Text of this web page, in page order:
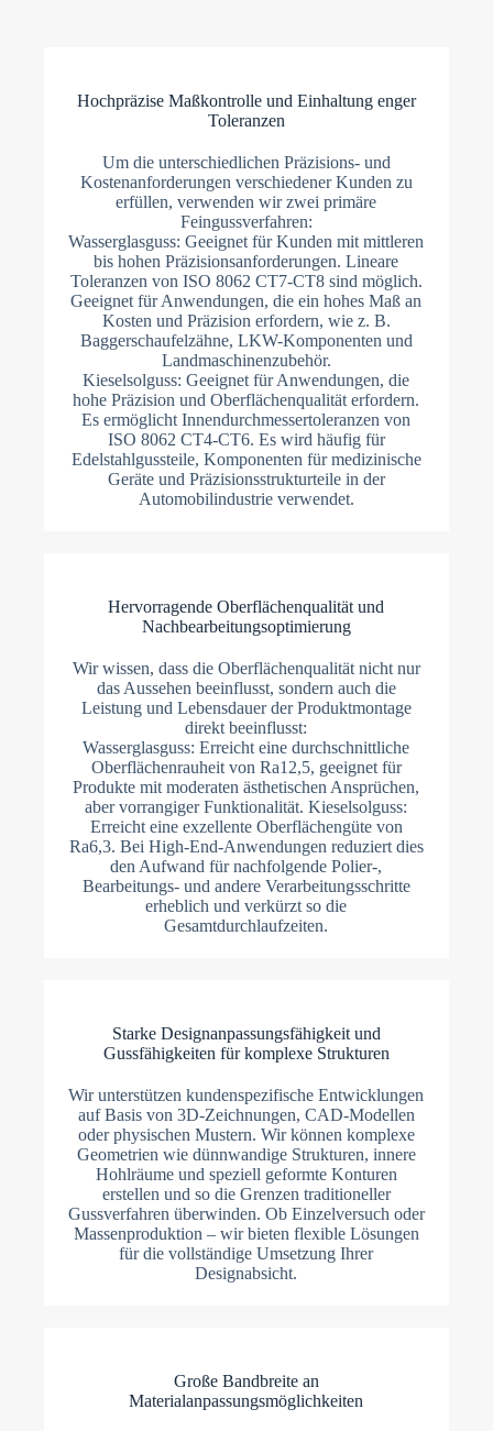
Hochpräzise Maßkontrolle und Einhaltung enger
Toleranzen
Um die unterschiedlichen Präzisions- und
Kostenanforderungen verschiedener Kunden zu
erfüllen, verwenden wir zwei primäre
Feingussverfahren:
Wasserglasguss: Geeignet für Kunden mit mittleren
bis hohen Präzisionsanforderungen. Lineare
Toleranzen von ISO 8062 CT7-CT8 sind möglich.
Geeignet für Anwendungen, die ein hohes Maß an
Kosten und Präzision erfordern, wie z. B.
Baggerschaufelzähne, LKW-Komponenten und
Landmaschinenzubehör.
Kieselsolguss: Geeignet für Anwendungen, die
hohe Präzision und Oberflächenqualität erfordern.
Es ermöglicht Innendurchmessertoleranzen von
ISO 8062 CT4-CT6. Es wird häufig für
Edelstahlgussteile, Komponenten für medizinische
Geräte und Präzisionsstrukturteile in der
Automobilindustrie verwendet.
Hervorragende Oberflächenqualität und
Nachbearbeitungsoptimierung
Wir wissen, dass die Oberflächenqualität nicht nur
das Aussehen beeinflusst, sondern auch die
Leistung und Lebensdauer der Produktmontage
direkt beeinflusst:
Wasserglasguss: Erreicht eine durchschnittliche
Oberflächenrauheit von Ra12,5, geeignet für
Produkte mit moderaten ästhetischen Ansprüchen,
aber vorrangiger Funktionalität. Kieselsolguss:
Erreicht eine exzellente Oberflächengüte von
Ra6,3. Bei High-End-Anwendungen reduziert dies
den Aufwand für nachfolgende Polier-,
Bearbeitungs- und andere Verarbeitungsschritte
erheblich und verkürzt so die
Gesamtdurchlaufzeiten.
Starke Designanpassungsfähigkeit und
Gussfähigkeiten für komplexe Strukturen
Wir unterstützen kundenspezifische Entwicklungen
auf Basis von 3D-Zeichnungen, CAD-Modellen
oder physischen Mustern. Wir können komplexe
Geometrien wie dünnwandige Strukturen, innere
Hohlräume und speziell geformte Konturen
erstellen und so die Grenzen traditioneller
Gussverfahren überwinden. Ob Einzelversuch oder
Massenproduktion – wir bieten flexible Lösungen
für die vollständige Umsetzung Ihrer
Designabsicht.
Große Bandbreite an
Materialanpassungsmöglichkeiten